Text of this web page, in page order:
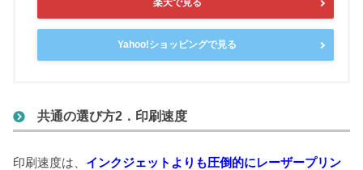
楽天で見る
Yahoo!ショッピングで見る
共通の選び方2．印刷速度
印刷速度は、 インクジェットよりも圧倒的にレーザープリン